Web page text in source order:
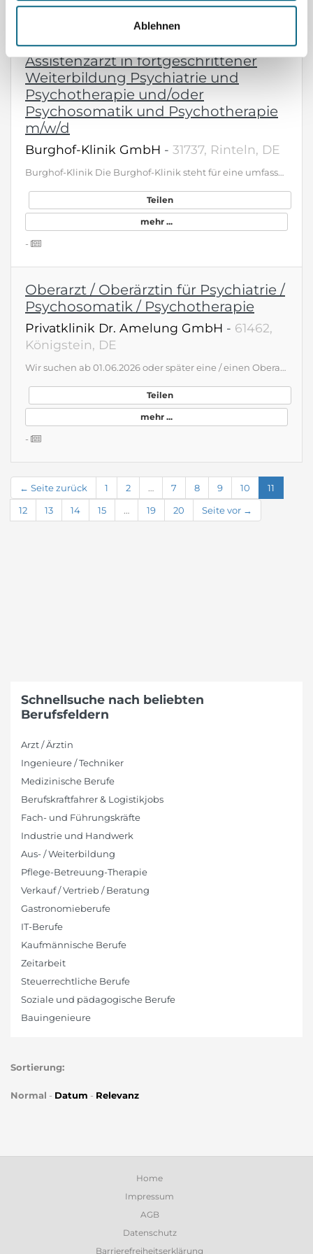
Ablehnen
Assistenzarzt in fortgeschrittener
Weiterbildung Psychiatrie und
Psychotherapie und/oder
Psychosomatik und Psychotherapie
m/w/d
Burghof-Klinik GmbH - 31737, Rinteln, DE
Burghof-Klinik Die Burghof-Klinik steht für eine umfassende, moderne Versorgung in der Psychiatrie und Psychosomatik. Insgesamt betreuen wir 274 Patientinnen und Patienten im stationären und teilstationären Bereich. Unsere psychiatrische Abteilung verfügt über 119 Betten sowie 57 tagesklinische Plätze und wird durch zwei Institutsambulanzen ergänzt. In der psychosomatischen Abteilung stehen 83 Betten und 15 tagesklinische Plätze zur Verfügung. Unser diagnostisches und therapeutisches Spektrum umfasst das gesamte Spektrum beider Fachbereiche. Dabei verfolgen wir ein integratives Behandlungskonzept: Tiefenpsychologische, kognitiv-verhaltenstherapeutische sowie körper- und erlebnisorientierte Verfahren verbinden wir systematisch miteinander. Grundlage unseres Handelns ist ein moderner, leitlinien- und störungsorientierter Therapieansatz – stets mit dem Menschen in seiner Gesamtheit im Blick. Zur Unterstützung unseres multiprofessionellen Teams suchen wir an den Standorten Stadthagen und Rinteln: Oberarzt, Facharzt, Assistenzarzt in fortgeschrittener Facharztausbildung im Fach Psychiatrie/Psychosomatik und Psychotherapie (m/w/d) Kontakt &amp; Bewerbung Wir freuen uns auf Ihre Bewerbung per E-Mail an: personal@burghof-klinik.de. Haben Sie vorab Fragen oder möchten uns einfach persönlich kennenlernen? Dann stehen wir Ihnen gerne auch telefonisch unter 05751 940-620 zur Verfügung. BEWERBUNG AN Personalabteilung Virchowstr. 5 31737 Rinteln 05751 - 940 620 www.burghof-klinik.de/freie-Stellen
Teilen
mehr ...
-
Oberarzt / Oberärztin für Psychiatrie /
Psychosomatik / Psychotherapie
Privatklinik Dr. Amelung GmbH - 61462,
Königstein, DE
Wir suchen ab 01.06.2026 oder später eine / einen Oberarzt / -ärztin in Teil- oder Vollzeit zur Verstärkung unseres medizinisch-therapeutischen Teams. Wir sind ein renommiertes Akutkrankenhaus für Psychiatrie, Psychosomatik und Psychotherapie mit exzellenter Ausstattung, hoher Behandlungsqualität und einem außergewöhnlich wertschätzenden Arbeitsklima. Bei sehr guter personeller Besetzung bieten wir das gesamte Spektrum moderner psychiatrischer und psychotherapeutischer Therapieverfahren an. Innovation ist für uns gelebter Bestandteil der Behandlung: Dazu gehört auch der Einsatz zukunftsweisender Verfahren wie der transkraniellen Magnetstimulation. Unser Anspruch ist eine Behandlung unserer PatientInnen auf höchstem fachlichem Niveau - individuell, wirksam und menschlich zugewandt. Ein respektvoller, vertrauensvoller Umgang mit PatientInnen und Mitarbeitenden prägt dabei unser tägliches Handeln. Wir bieten eine interessante und anspruchsvolle oberärztliche Tätigkeit mit Gestaltungsspielraum, kollegialer Zusammenarbeit und sehr guten Arbeitsbedingungen in einem familiären Umfeld. Sie erwartet eine Ihren Qualifikationen entsprechende Vergütung sowie ein Arbeitsplatz, an dem fachliche Qualität, Innovation und Menschlichkeit gleichermaßen zählen. Weitere Informationen erhalten Sie gerne auf unserer Internetseite (www.klinik-amelung.de) oder im persönlichen Kontakt. Ihre Bewerbung richten Sie bitte an: Dr. Christian Frischholz, Chefarzt Privatklinik Dr. Amelung Altkönigstraße 16, 61462 Königstein, Tel.: 06174 298-0 www.klinik-amelung.de - bewerbung@klinik-amelung.de
Teilen
mehr ...
-
← Seite zurück 1 2 … 7 8 9 10
11
12
13 14 15 … 19 20 Seite vor →
Schnellsuche nach beliebten
Berufsfeldern
Arzt / Ärztin
Ingenieure / Techniker
Medizinische Berufe
Berufskraftfahrer & Logistikjobs
Fach- und Führungskräfte
Industrie und Handwerk
Aus- / Weiterbildung
Pflege-Betreuung-Therapie
Verkauf / Vertrieb / Beratung
Gastronomieberufe
IT-Berufe
Kaufmännische Berufe
Zeitarbeit
Steuerrechtliche Berufe
Soziale und pädagogische Berufe
Bauingenieure
Sortierung:
Normal - Datum - Relevanz
Home
Impressum
AGB
Datenschutz
Barrierefreiheitserklärung